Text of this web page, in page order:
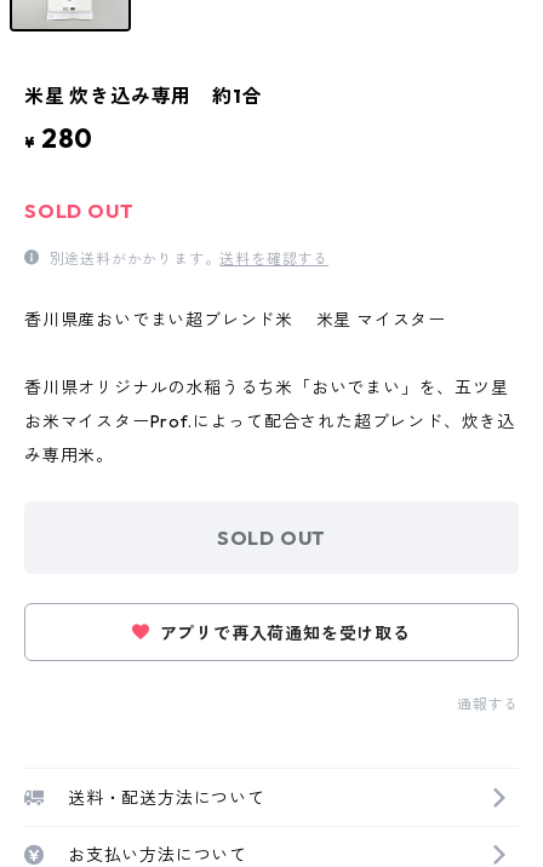
米星 炊き込み専用 約1合
¥ 280
SOLD OUT
別途送料がかかります。送料を確認する
香川県産おいでまい超ブレンド米 米星 マイスター
香川県オリジナルの水稲うるち米「おいでまい」を、五ツ星
お米マイスターProf.によって配合された超ブレンド、炊き込
み専用米。
SOLD OUT
アプリで再入荷通知を受け取る
通報する
送料・配送方法について
お支払い方法について